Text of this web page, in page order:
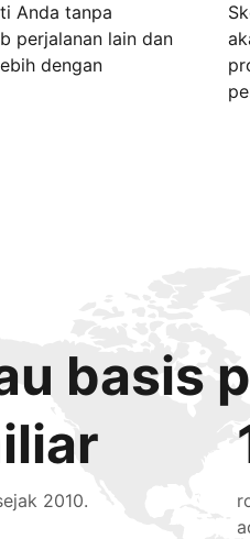
Anda tanpa
perjalanan lain dan
dengan
basis
2010.